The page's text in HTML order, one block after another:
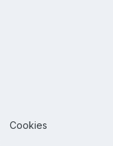
Cookies